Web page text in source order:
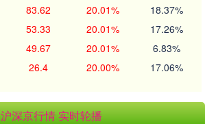
83.62 20.01% 18.37%
53.33 20.01% 17.26%
49.67 20.01% 6.83%
26.4 20.00% 17.06%
沪深京行情 实时轮播